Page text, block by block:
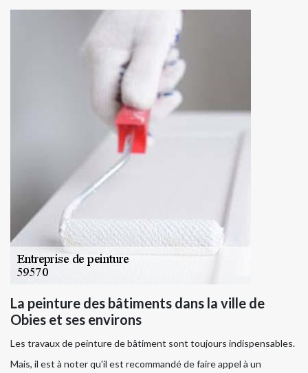
La peinture des bâtiments dans la ville de
Obies et ses environs
Les travaux de peinture de bâtiment sont toujours indispensables.
Mais, il est à noter qu'il est recommandé de faire appel à un